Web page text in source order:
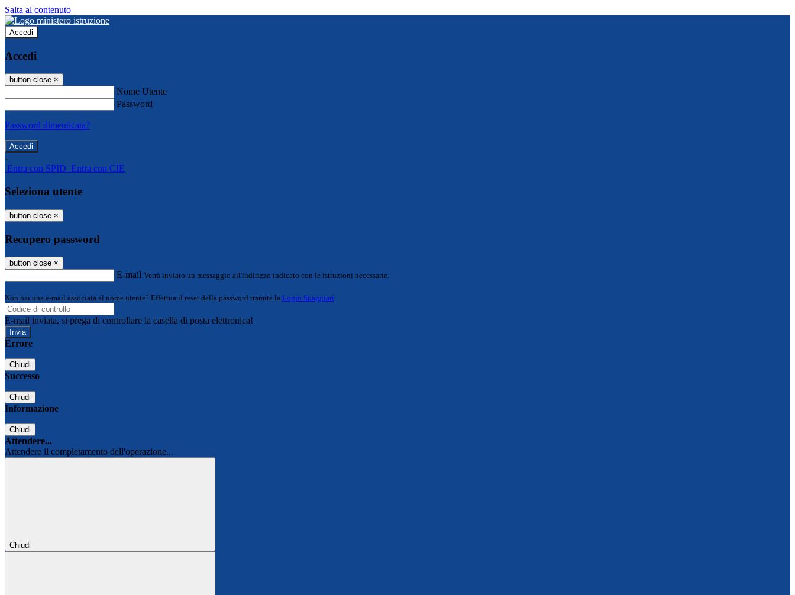
Salta al contenuto
Accedi
Accedi
button close ×
Nome Utente
Password
Password dimenticata?
-
Entra con SPID Entra con CIE
Seleziona utente
button close ×
Recupero password
button close ×
E-mail Verrà inviato un messaggio all'indirizzo indicato con le istruzioni necessarie.
Non hai una e-mail associata al nome utente? Effettua il reset della password tramite la Login Spaggiari
E-mail inviata, si prega di controllare la casella di posta elettronica!
Errore
Chiudi
Successo
Chiudi
Informazione
Chiudi
Attendere...
Attendere il completamento dell'operazione...
Chiudi